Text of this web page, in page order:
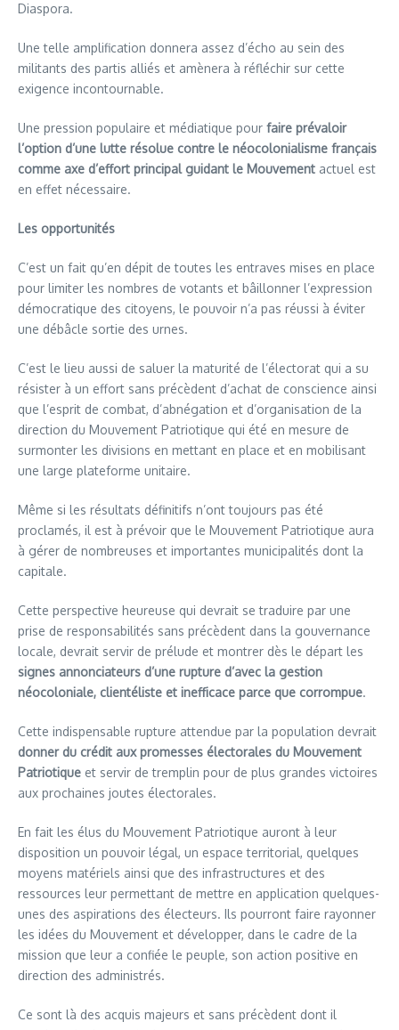
Diaspora.
Une telle amplification donnera assez d’écho au sein des
militants des partis alliés et amènera à réfléchir sur cette
exigence incontournable.
Une pression populaire et médiatique pour faire prévaloir
l’option d’une lutte résolue contre le néocolonialisme français
comme axe d’effort principal guidant le Mouvement actuel est
en effet nécessaire.
Les opportunités
C’est un fait qu’en dépit de toutes les entraves mises en place
pour limiter les nombres de votants et bâillonner l’expression
démocratique des citoyens, le pouvoir n’a pas réussi à éviter
une débâcle sortie des urnes.
C’est le lieu aussi de saluer la maturité de l’électorat qui a su
résister à un effort sans précèdent d’achat de conscience ainsi
que l’esprit de combat, d’abnégation et d’organisation de la
direction du Mouvement Patriotique qui été en mesure de
surmonter les divisions en mettant en place et en mobilisant
une large plateforme unitaire.
Même si les résultats définitifs n’ont toujours pas été
proclamés, il est à prévoir que le Mouvement Patriotique aura
à gérer de nombreuses et importantes municipalités dont la
capitale.
Cette perspective heureuse qui devrait se traduire par une
prise de responsabilités sans précèdent dans la gouvernance
locale, devrait servir de prélude et montrer dès le départ les
signes annonciateurs d’une rupture d’avec la gestion
néocoloniale, clientéliste et inefficace parce que corrompue.
Cette indispensable rupture attendue par la population devrait
donner du crédit aux promesses électorales du Mouvement
Patriotique et servir de tremplin pour de plus grandes victoires
aux prochaines joutes électorales.
En fait les élus du Mouvement Patriotique auront à leur
disposition un pouvoir légal, un espace territorial, quelques
moyens matériels ainsi que des infrastructures et des
ressources leur permettant de mettre en application quelques-
unes des aspirations des électeurs. Ils pourront faire rayonner
les idées du Mouvement et développer, dans le cadre de la
mission que leur a confiée le peuple, son action positive en
direction des administrés.
Ce sont là des acquis majeurs et sans précèdent dont il